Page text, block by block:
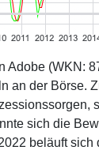
Adobe (WKN:
an der Börse.
sich die
beläuft